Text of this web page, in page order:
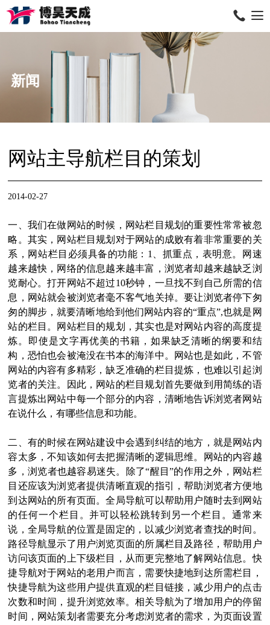
新闻
网站主导航栏目的策划
2014-02-27
一、我们在做网站的时候，网站栏目规划的重要性常常被忽
略。其实，网站栏目规划对于网站的成败有着非常重要的关
系，网站栏目必须具备的功能：1、抓重点，表明意。网速
越来越快，网络的信息越来越丰富，浏览者却越来越缺乏浏
览耐心。打开网站不超过10秒钟，一旦找不到自己所需的信
息，网站就会被浏览者毫不客气地关掉。要让浏览者停下匆
匆的脚步，就要清晰地给到他们网站内容的“重点”,也就是网
站的栏目。网站栏目的规划，其实也是对网站内容的高度提
炼。即使是文字再优美的书籍，如果缺乏清晰的纲要和结
构，恐怕也会被淹没在书本的海洋中。网站也是如此，不管
网站的内容有多精彩，缺乏准确的栏目提炼，也难以引起浏
览者的关注。因此，网站的栏目规划首先要做到用简练的语
言提炼出网站中每一个部分的内容，清晰地告诉浏览者网站
在说什么，有哪些信息和功能。
二、有的时候在网站建设中会遇到纠结的地方，就是网站内
容太多，不知该如何去把握清晰的逻辑思维。网站的内容越
多，浏览者也越容易迷失。除了“醒目”的作用之外，网站栏
目还应该为浏览者提供清晰直观的指引，帮助浏览者方便地
到达网站的所有页面。全局导航可以帮助用户随时去到网站
的任何一个栏目。并可以轻松跳转到另一个栏目。通常来
说，全局导航的位置是固定的，以减少浏览者查找的时间。
路径导航显示了用户浏览页面的所属栏目及路径，帮助用户
访问该页面的上下级栏目，从而更完整地了解网站信息。快
捷导航对于网站的老用户而言，需要快捷地到达所需栏目，
快捷导航为这些用户提供直观的栏目链接，减少用户的点击
次数和时间，提升浏览效率。相关导航为了增加用户的停留
时间，网站策划者需要充分考虑浏览者的需求，为页面设置